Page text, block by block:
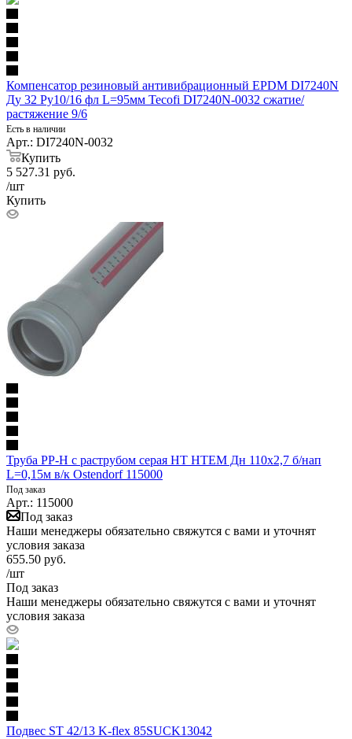
Компенсатор резиновый антивибрационный EPDM DI7240N
Ду 32 Ру10/16 фл L=95мм Tecofi DI7240N-0032 сжатие/
растяжение 9/6
Есть в наличии
Арт.: DI7240N-0032
Купить
5 527.31 руб.
/шт
Купить
Труба PP-H с раструбом серая HT HTEM Дн 110х2,7 б/нап
L=0,15м в/к Ostendorf 115000
Под заказ
Арт.: 115000
Под заказ
Наши менеджеры обязательно свяжутся с вами и уточнят
условия заказа
655.50 руб.
/шт
Под заказ
Наши менеджеры обязательно свяжутся с вами и уточнят
условия заказа
Подвес ST 42/13 K-flex 85SUCK13042